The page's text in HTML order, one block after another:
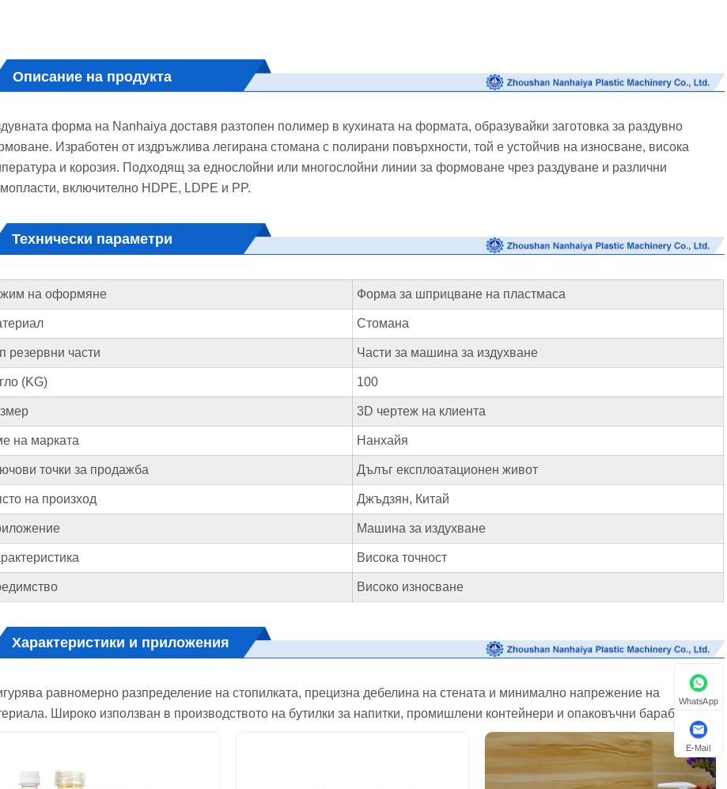
Описание на продукта
форма на Nanhaiya доставя разтопен полимер в кухината на формата, образувайки заготовка за раздувно
Изработен от издръжлива легирана стомана с полирани повърхности, той е устойчив на износване, висока
и корозия. Подходящ за еднослойни или многослойни линии за формоване чрез раздуване и различни
включително HDPE, LDPE и PP.
Технически параметри
на оформяне Форма за шприцване на пластмаса
Стомана
резервни части Части за машина за издухване
(KG) 100
3D чертеж на клиента
на марката Нанхайя
точки за продажба Дълъг експлоатационен живот
на произход Джъдзян, Китай
Машина за издухване
Висока точност
Високо износване
Характеристики и приложения
равномерно разпределение на стопилката, прецизна дебелина на стената и минимално напрежение на
Широко използван в производството на бутилки за напитки, промишлени контейнери и опаковъчни барабани.
WhatsApp
E-Mail